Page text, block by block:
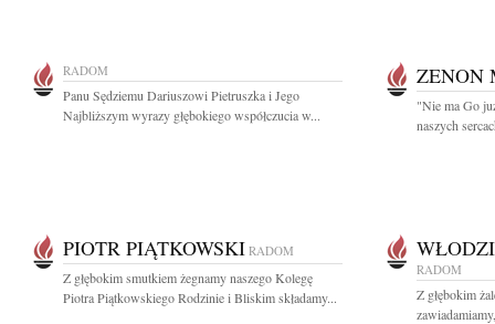
RADOM
Panu Sędziemu Dariuszowi Pietruszka i Jego
Najbliższym wyrazy głębokiego współczucia w...
ZENON
"Nie ma Go
naszych
PIOTR PIĄTKOWSKI RADOM
Z głębokim smutkiem żegnamy naszego Kolegę
Piotra Piątkowskiego Rodzinie i Bliskim składamy...
RADOM
Z głębokim